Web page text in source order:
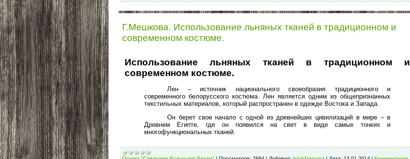
Г.Мешкова. Использование льняных тканей в традиционном и
современном костюме.
Использование льняных тканей в традиционном и
современном костюме.
Лен – источник национального своеобразия традиционного и
современного белорусского костюма. Лен является одним из общепризнанных
текстильных материалов, который распространен в одежде Востока и Запада.
Он берет свое начало с одной из древнейших цивилизаций в мире – в
Древнем Египте, где он появился на свет в виде самых тонких и
многофункциональных тканей.